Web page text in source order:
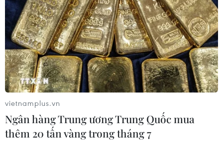
vietnamplus.vn
Ngân hàng Trung ương Trung Quốc mua
thêm 20 tấn vàng trong tháng 7